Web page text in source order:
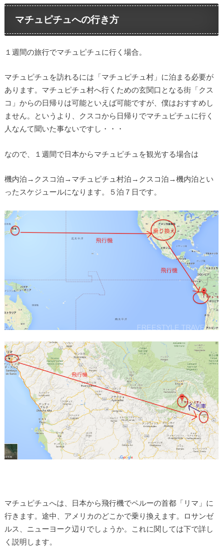
マチュピチュへの行き方
１週間の旅行でマチュピチュに行く場合。
マチュピチュを訪れるには「マチュピチュ村」に泊まる必要が
あります。マチュピチュ村へ行くための玄関口となる街「クス
コ」からの日帰りは可能といえば可能ですが、僕はおすすめし
ません。というより、クスコから日帰りでマチュピチュに行く
人なんて聞いた事ないですし・・・
なので、１週間で日本からマチュピチュを観光する場合は
機内泊→クスコ泊→マチュピチュ村泊→クスコ泊→機内泊とい
ったスケジュールになります。５泊７日です。
マチュピチュへは、日本から飛行機でペルーの首都「リマ」に
行きます。途中、アメリカのどこかで乗り換えます。ロサンゼ
ルス、ニューヨーク辺りでしょうか。これに関しては下で詳し
く説明します。